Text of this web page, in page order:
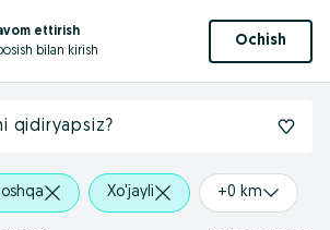
ettirish
bilan kirish
Ochish
qidiryapsiz?
Xo'jayli +0 km